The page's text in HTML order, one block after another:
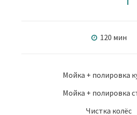
120 мин
Мойка + полировка
Мойка + полировка
Чистка колёс